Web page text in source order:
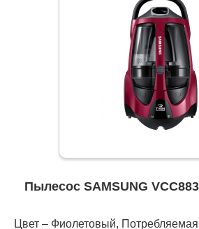
Пылесос SAMSUNG
Цвет – Фиолетовый,